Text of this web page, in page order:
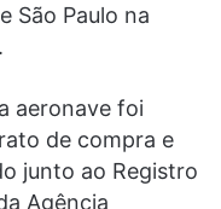
São Paulo na
aeronave foi
de compra e
junto ao Registro
Agência